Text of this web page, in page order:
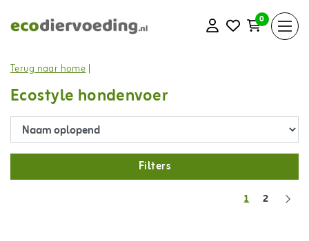
0
Terug naar home|
Ecostyle hondenvoer
Filters
1 2